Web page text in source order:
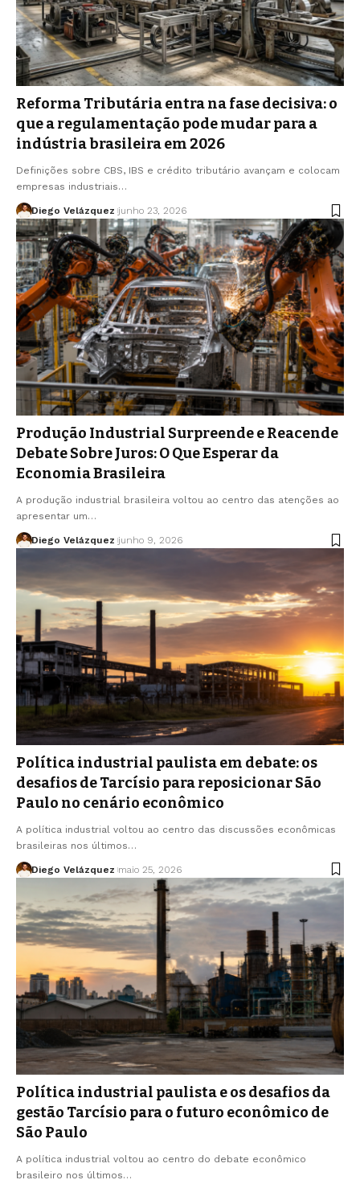
Reforma Tributária entra na fase decisiva: o
que a regulamentação pode mudar para a
indústria brasileira em 2026
Definições sobre CBS, IBS e crédito tributário avançam e colocam
empresas industriais…
Diego Velázquez junho 23, 2026
Produção Industrial Surpreende e Reacende
Debate Sobre Juros: O Que Esperar da
Economia Brasileira
A produção industrial brasileira voltou ao centro das atenções ao
apresentar um…
Diego Velázquez junho 9, 2026
Política industrial paulista em debate: os
desafios de Tarcísio para reposicionar São
Paulo no cenário econômico
A política industrial voltou ao centro das discussões econômicas
brasileiras nos últimos…
Diego Velázquez maio 25, 2026
Política industrial paulista e os desafios da
gestão Tarcísio para o futuro econômico de
São Paulo
A política industrial voltou ao centro do debate econômico
brasileiro nos últimos…